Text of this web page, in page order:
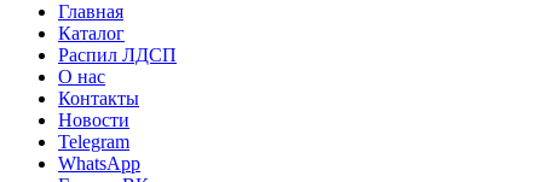
Главная
Каталог
Распил ЛДСП
О нас
Контакты
Новости
Telegram
WhatsApp